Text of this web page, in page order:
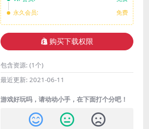
永久会员:
免费
购买下载权限
包含资源: (1个)
最近更新: 2021-06-11
游戏好玩吗，请动动小手，在下面打个分吧！